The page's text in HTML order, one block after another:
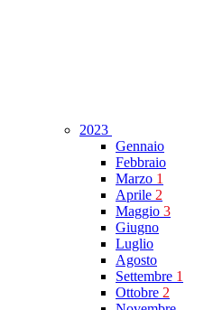
2023
Gennaio
Febbraio
Marzo 1
Aprile 2
Maggio 3
Giugno
Luglio
Agosto
Settembre 1
Ottobre 2